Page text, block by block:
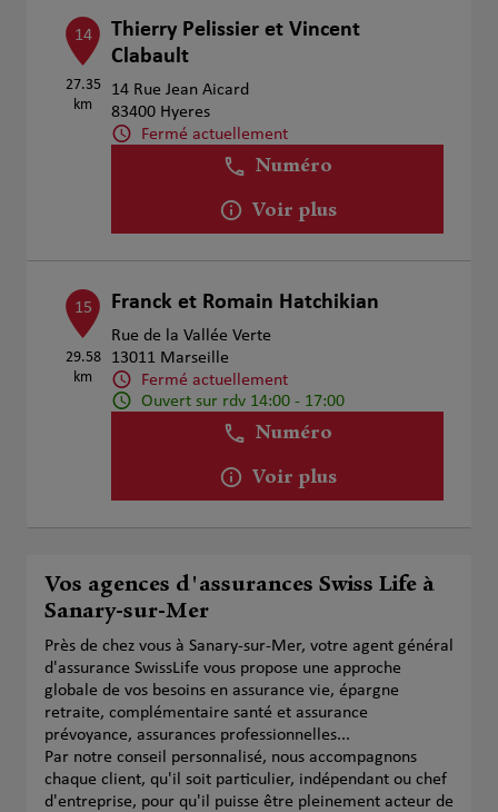
14
27.35
km
Thierry Pelissier et Vincent
Clabault
14 Rue Jean Aicard
83400 Hyeres
Fermé actuellement
Numéro
Voir plus
15
29.58
km
Franck et Romain Hatchikian
Rue de la Vallée Verte
13011 Marseille
Fermé actuellement
Ouvert sur rdv 14:00 - 17:00
Numéro
Voir plus
Vos agences d'assurances Swiss Life à
Sanary-sur-Mer
Près de chez vous à Sanary-sur-Mer, votre agent général
d'assurance SwissLife vous propose une approche
globale de vos besoins en assurance vie, épargne
retraite, complémentaire santé et assurance
prévoyance, assurances professionnelles...
Par notre conseil personnalisé, nous accompagnons
chaque client, qu'il soit particulier, indépendant ou chef
d'entreprise, pour qu'il puisse être pleinement acteur de